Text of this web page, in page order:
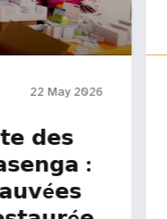
22 May 2026
𝗱𝗲𝘀
: